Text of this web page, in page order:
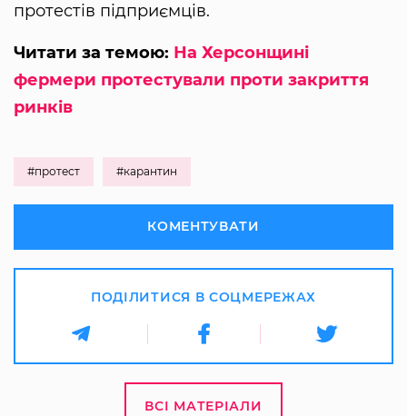
протестів підприємців.
Читати за темою: На Херсонщині
фермери протестували проти закриття
ринків
#протест #карантин
КОМЕНТУВАТИ
ПОДІЛИТИСЯ В СОЦМЕРЕЖАХ
ВСІ МАТЕРІАЛИ